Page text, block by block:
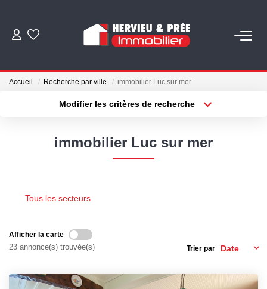
Accueil Recherche par ville immobilier Luc sur mer
Modifier les critères de recherche
Type de bienimmobilier Luc sur mer
Tous les secteurs
Afficher la carte
23 annonce(s) trouvée(s) Trier par